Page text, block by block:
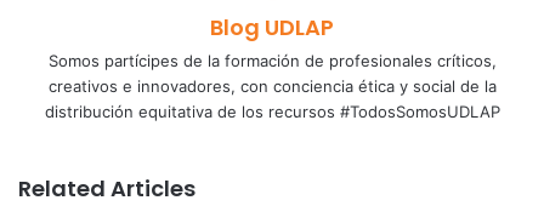
Blog UDLAP
Somos partícipes de la formación de profesionales críticos,
creativos e innovadores, con conciencia ética y social de la
distribución equitativa de los recursos #TodosSomosUDLAP
Related Articles